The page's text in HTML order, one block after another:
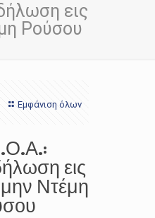
εις
Ρούσου
Εμφάνιση όλων
εις
Ντέμη